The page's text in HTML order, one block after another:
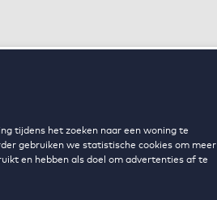
tijdens het zoeken naar een woning te
gebruiken we statistische cookies om meer
en hebben als doel om advertenties af te